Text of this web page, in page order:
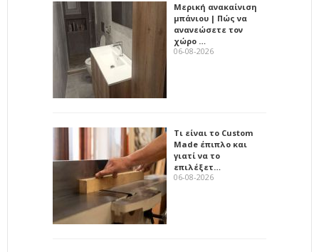
Μερική ανακαίνιση
μπάνιου | Πώς να
ανανεώσετε τον
χώρο …
06-08-2026
Τι είναι το Custom
Made έπιπλο και
γιατί να το
επιλέξετ…
06-08-2026